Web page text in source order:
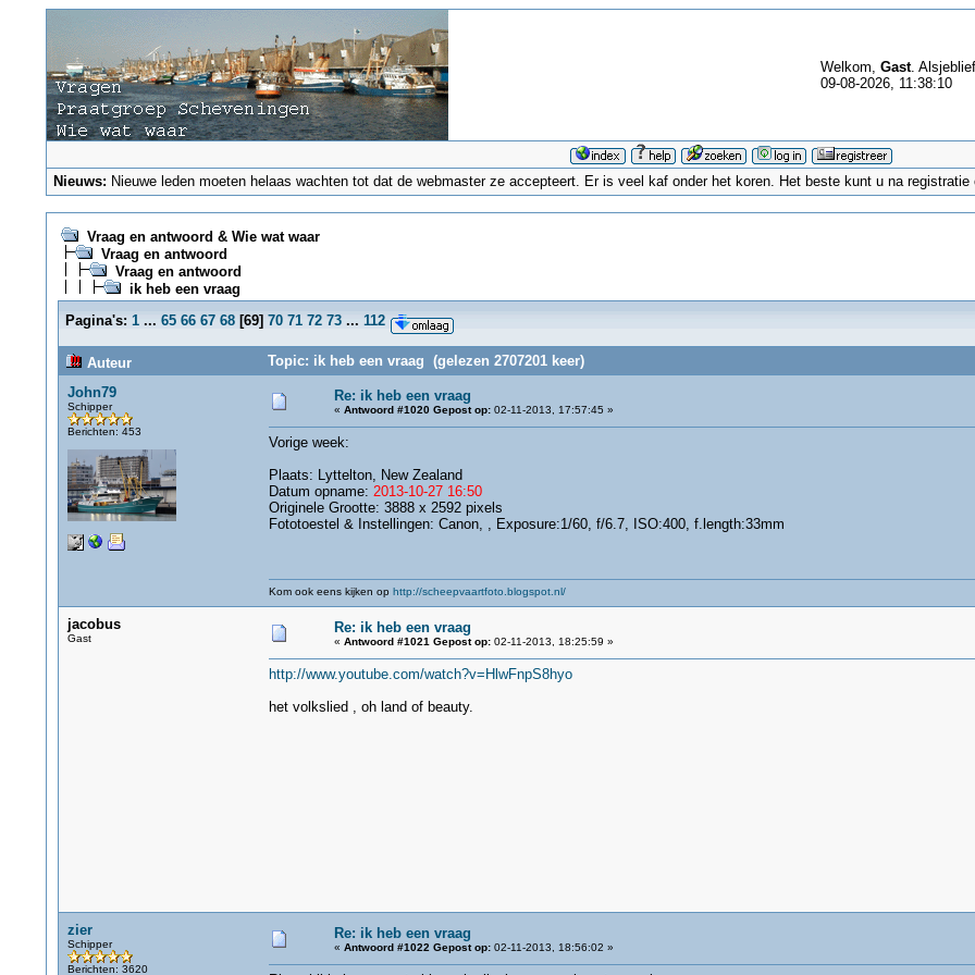
Welkom, Gast.
09-08-2026, 11:38:10
Nieuws: Nieuwe leden moeten helaas wachten tot dat de webmaster ze accepteert. Er is veel kaf onder het koren. Het beste kunt u na
Vraag en antwoord & Wie wat waar
Vraag en antwoord
Vraag en antwoord
ik heb een vraag
Pagina's: 1 ... 65 66 67 68[69] 70 71 72 73 ... 112
Auteur
Topic: ik heb een vraag (gelezen 2707201 keer)
John79
Schipper
Berichten: 453
Re: ik heb een vraag
« Antwoord #1020 Gepost op:02-11-2013, 17:57:45 »
Vorige week:
Plaats: Lyttelton, New Zealand
Datum opname: 2013-10-27 16:50
Originele Grootte: 3888 x 2592 pixels
Fototoestel & Instellingen: Canon, , Exposure:1/60, f/6.7, ISO:400, f.length:33mm
Kom ook eens kijken op http://scheepvaartfoto.blogspot.nl/
jacobus
Gast
Re: ik heb een vraag
« Antwoord #1021 Gepost op:02-11-2013, 18:25:59 »
http://www.youtube.com/watch?v=HlwFnpS8hyo
het volkslied , oh land of beauty.
zier
Schipper
Berichten: 3620
Re: ik heb een vraag
« Antwoord #1022 Gepost op:02-11-2013, 18:56:02 »